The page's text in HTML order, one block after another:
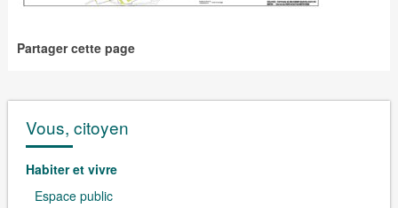
Partager cette page
Vous, citoyen
Habiter et vivre
Espace public